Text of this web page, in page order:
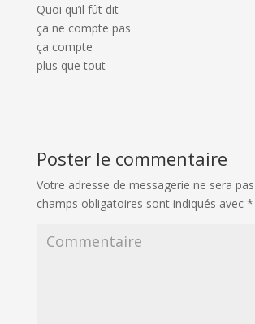
Quoi qu’il fût dit
ça ne compte pas
ça compte
plus que tout
Poster le commentaire
Votre adresse de messagerie ne sera
champs obligatoires sont indiqués avec *